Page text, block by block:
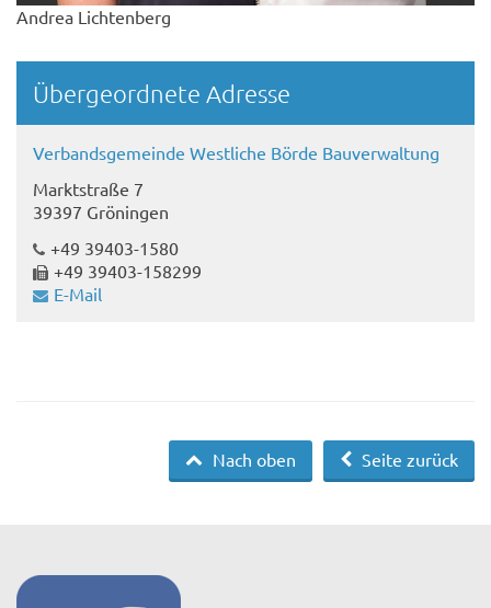
Andrea Lichtenberg
Übergeordnete Adresse
Verbandsgemeinde Westliche Börde Bauverwaltung
Marktstraße 7
39397 Gröningen
+49 39403-1580
+49 39403-158299
E-Mail
Seite zurück
Nach oben